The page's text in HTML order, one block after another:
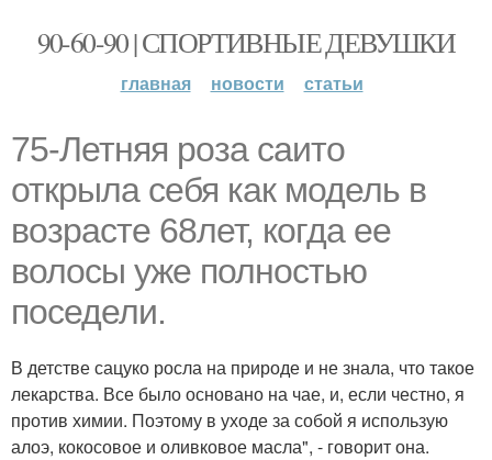
90-60-90 | СПОРТИВНЫЕ ДЕВУШКИ
главная новости статьи
75-Летняя роза саито
открыла себя как модель в
возрасте 68лет, когда ее
волосы уже полностью
поседели.
В детстве сацуко росла на природе и не знала, что такое
лекарства. Все было основано на чае, и, если честно, я
против химии. Поэтому в уходе за собой я использую
алоэ, кокосовое и оливковое масла", - говорит она.